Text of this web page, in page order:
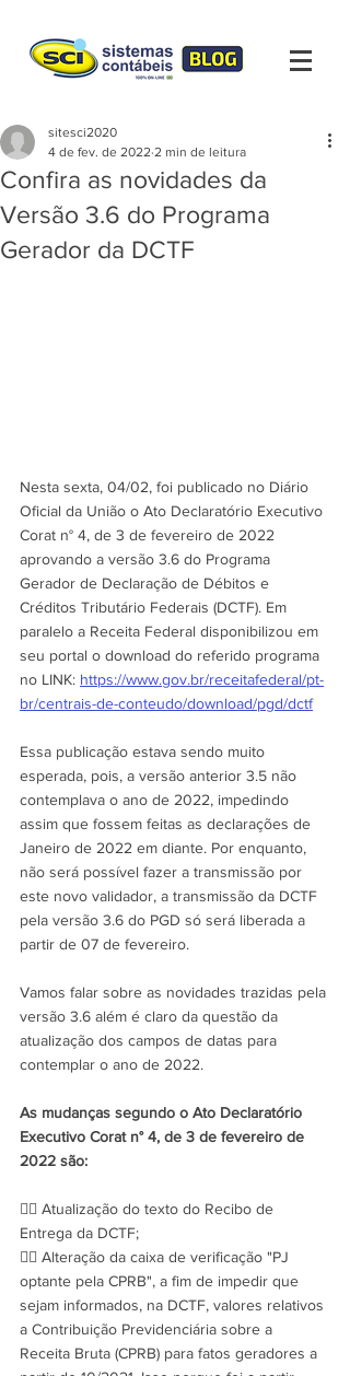
Confira as novidades da
Versão 3.6 do Programa
Gerador da DCTF
sitesci2020
4 de fev. de 2022 2 min de leitura
Nesta sexta, 04/02, foi publicado no Diário
Oficial da União o Ato Declaratório Executivo
Corat n° 4, de 3 de fevereiro de 2022
aprovando a versão 3.6 do Programa
Gerador de Declaração de Débitos e
Créditos Tributário Federais (DCTF). Em
paralelo a Receita Federal disponibilizou em
seu portal o download do referido programa
no LINK: https://www.gov.br/receitafederal/pt-
br/centrais-de-conteudo/download/pgd/dctf
Essa publicação estava sendo muito
esperada, pois, a versão anterior 3.5 não
contemplava o ano de 2022, impedindo
assim que fossem feitas as declarações de
Janeiro de 2022 em diante. Por enquanto,
não será possível fazer a transmissão por
este novo validador, a transmissão da DCTF
pela versão 3.6 do PGD só será liberada a
partir de 07 de fevereiro.
Vamos falar sobre as novidades trazidas pela
versão 3.6 além é claro da questão da
atualização dos campos de datas para
contemplar o ano de 2022.
As mudanças segundo o Ato Declaratório
Executivo Corat n° 4, de 3 de fevereiro de
2022 são:
✍🏻 Atualização do texto do Recibo de
Entrega da DCTF;
✍🏻 Alteração da caixa de verificação "PJ
optante pela CPRB", a fim de impedir que
sejam informados, na DCTF, valores relativos
a Contribuição Previdenciária sobre a
Receita Bruta (CPRB) para fatos geradores a